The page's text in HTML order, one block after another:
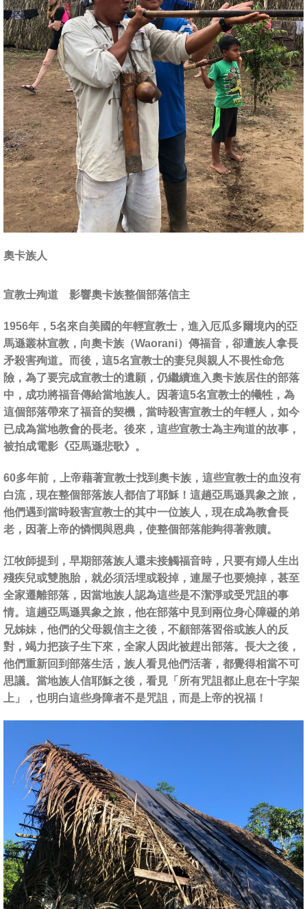
奧卡族人
宣教士殉道 影響奧卡族整個部落信主
1956年，5名來自美國的年輕宣教士，進入厄瓜多爾境內的亞
馬遜叢林宣教，向奧卡族（Waorani）傳福音，卻遭族人拿長
矛殺害殉道。而後，這5名宣教士的妻兒與親人不畏性命危
險，為了要完成宣教士的遺願，仍繼續進入奧卡族居住的部落
中，成功將福音傳給當地族人。因著這5名宣教士的犧牲，為
這個部落帶來了福音的契機，當時殺害宣教士的年輕人，如今
已成為當地教會的長老。後來，這些宣教士為主殉道的故事，
被拍成電影《亞馬遜悲歌》。
60多年前，上帝藉著宣教士找到奧卡族，這些宣教士的血沒有
白流，現在整個部落族人都信了耶穌！這趟亞馬遜異象之旅，
他們遇到當時殺害宣教士的其中一位族人，現在成為教會長
老，因著上帝的憐憫與恩典，使整個部落能夠得著救贖。
江牧師提到，早期部落族人還未接觸福音時，只要有婦人生出
殘疾兒或雙胞胎，就必須活埋或殺掉，連屋子也要燒掉，甚至
全家遷離部落，因當地族人認為這些是不潔淨或受咒詛的事
情。這趟亞馬遜異象之旅，他在部落中見到兩位身心障礙的弟
兄姊妹，他們的父母親信主之後，不顧部落習俗或族人的反
對，竭力把孩子生下來，全家人因此被趕出部落。長大之後，
他們重新回到部落生活，族人看見他們活著，都覺得相當不可
思議。當地族人信耶穌之後，看見「所有咒詛都止息在十字架
上」，也明白這些身障者不是咒詛，而是上帝的祝福！